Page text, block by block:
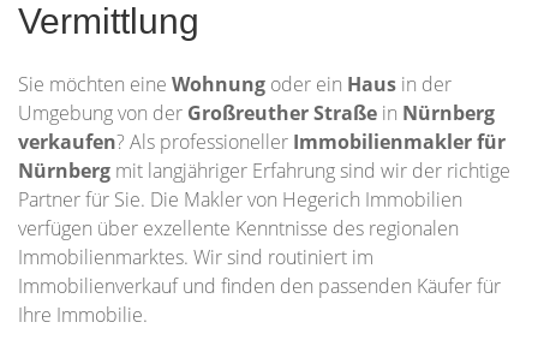
Vermittlung
Sie möchten eine Wohnung oder ein Haus in der
Umgebung von der Großreuther Straße in Nürnberg
verkaufen? Als professioneller Immobilienmakler für
Nürnberg mit langjähriger Erfahrung sind wir der richtige
Partner für Sie. Die Makler von Hegerich Immobilien
verfügen über exzellente Kenntnisse des regionalen
Immobilienmarktes. Wir sind routiniert im
Immobilienverkauf und finden den passenden Käufer für
Ihre Immobilie.